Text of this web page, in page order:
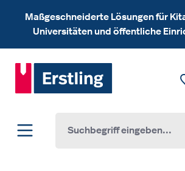
Zum Hauptinhalt springen
Maßgeschneiderte Lösungen für
Universitäten und öffentliche